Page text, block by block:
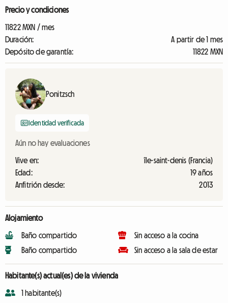
Precio y condiciones
11822 MXN / mes
Duración:
A partir de 1 mes
Depósito de garantía:
11822 MXN
Ponitzsch
Identidad verificada
Aún no hay evaluaciones
Vive en:
île-saint-denis (Francia)
Edad:
19 años
Anfitrión desde:
2013
Alojamiento
Baño compartido
Baño compartido
Sin acceso a la cocina
Sin acceso a la sala de estar
Habitante(s) actual(es) de la vivienda
1 habitante(s)